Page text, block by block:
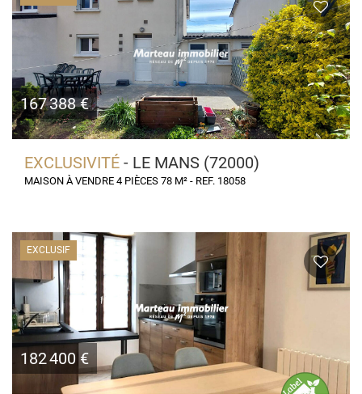
167 388 €
EXCLUSIVITÉ - LE MANS (72000)
MAISON À VENDRE 4 PIÈCES 78 M² - REF. 18058
EXCLUSIF
182 400 €